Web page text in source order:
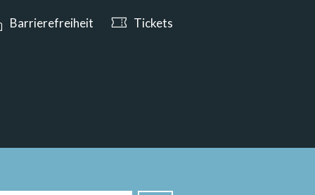
ab 10:00 Uhr geöffnet
Barrierefreiheit Tickets